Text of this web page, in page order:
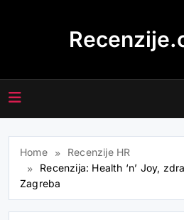
Home
Recenzije HR
Recenzija: Health ‘n’ Joy,
Zagreba